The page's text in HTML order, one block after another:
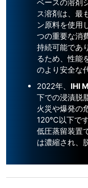
ベースの溶剤
ス溶剤は、最
ン原料を使用
つの重要な消
持続可能であ
るため、性能
のより安全な
2022年、 IHI
下での浸漬脱
火災や爆発の
120℃以下です
低圧蒸留装置
は濃縮され、